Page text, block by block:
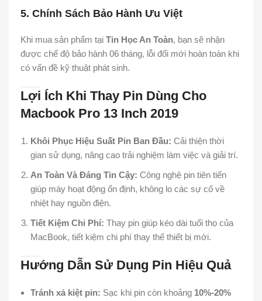
5. Chính Sách Bảo Hành Ưu Việt
Khi mua sản phẩm tại Tin Học An Toàn, bạn sẽ nhận
được chế độ bảo hành 06 tháng, lỗi đổi mới hoàn toàn khi
có vấn đề kỹ thuật phát sinh.
Lợi Ích Khi Thay Pin Dùng Cho
Macbook Pro 13 Inch 2019
Khôi Phục Hiệu Suất Pin Ban Đầu: Cải thiện thời
gian sử dụng, nâng cao trải nghiệm làm việc và giải trí.
An Toàn Và Đáng Tin Cậy: Công nghệ pin tiên tiến
giúp máy hoạt động ổn định, không lo các sự cố về
nhiệt hay nguồn điện.
Tiết Kiệm Chi Phí: Thay pin giúp kéo dài tuổi thọ của
MacBook, tiết kiệm chi phí thay thế thiết bị mới.
Hướng Dẫn Sử Dụng Pin Hiệu Quả
Tránh xả kiệt pin: Sạc khi pin còn khoảng 10%-20%